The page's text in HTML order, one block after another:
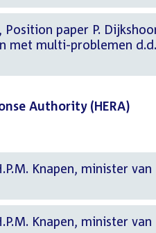
met multi-problemen
Authority (HERA)
Knapen, minister van
Knapen, minister van